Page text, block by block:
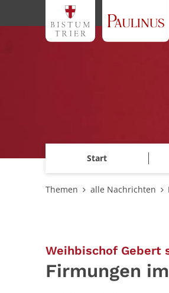
Zum Inhalt springen
Start
Themen alle Nachrichten
Weihbischof Gebert
Firmungen